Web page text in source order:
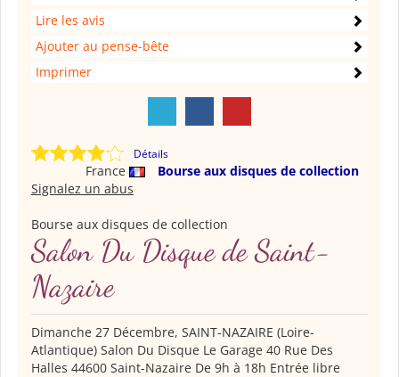
Lire les avis
Ajouter au pense-bête
Imprimer
Détails
France
Bourse aux disques de collection
Signalez un abus
Bourse aux disques de collection
Salon Du Disque de Saint-
Nazaire
Dimanche 27 Décembre, SAINT-NAZAIRE (Loire-
Atlantique) Salon Du Disque Le Garage 40 Rue Des
Halles 44600 Saint-Nazaire De 9h à 18h Entrée libre